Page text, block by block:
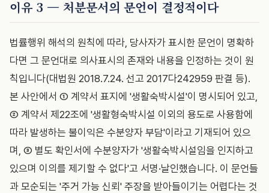
이유 3 — 처분문서의 문언이 결정적이다
법률행위 해석의 원칙에 따라, 당사자가 표시한 문언이 명확하
다면 그 문언대로 의사표시의 존재와 내용을 인정하는 것이 원
칙입니다(대법원 2018.7.24. 선고 2017다242959 판결 등).
본 사안에서 ① 계약서 표지에 '생활숙박시설'이 명시되어 있고,
② 계약서 제22조에 '생활형숙박시설 이외의 용도로 사용함에
따라 발생하는 불이익은 수분양자 부담'이라고 기재되어 있으
며, ③ 별도 확인서에 수분양자가 '생활숙박시설임을 인지하고
있으며 이의를 제기할 수 없다'고 서명·날인했습니다. 이 문언들
과 모순되는 '주거 가능 신뢰' 주장을 받아들이기는 어렵다는 것